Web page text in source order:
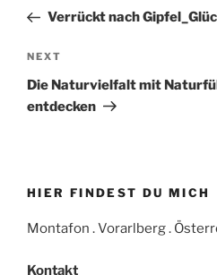
PostVerrückt nach
Next
Post
NEXT
Die Naturvielfalt mit
entdecken
HIER FINDEST DU MICH
Montafon . Vorarlberg .
Kontakt